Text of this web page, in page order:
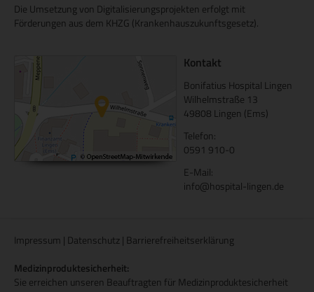
Die Umsetzung von Digitalisierungsprojekten erfolgt mit
Förderungen aus dem KHZG (Krankenhauszukunftsgesetz).
Kontakt
Bonifatius Hospital Lingen
Wilhelmstraße 13
49808 Lingen (Ems)
Telefon:
0591 910-0
E-Mail:
info@hospital-lingen.de
Impressum | Datenschutz| Barrierefreiheitserklärung
Medizinproduktesicherheit:
Sie erreichen unseren Beauftragten für Medizinproduktesicherheit